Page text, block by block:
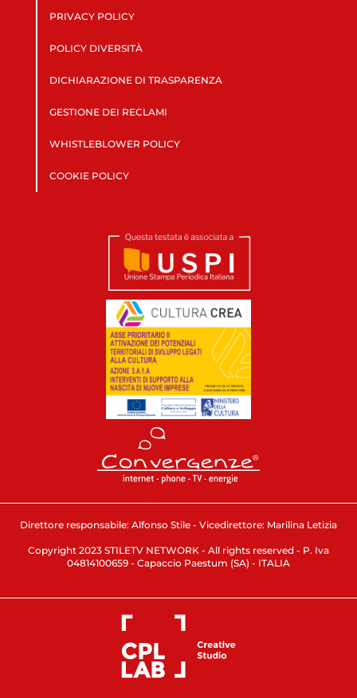
PRIVACY POLICY
POLICY DIVERSITÀ
DICHIARAZIONE DI TRASPARENZA
GESTIONE DEI RECLAMI
WHISTLEBLOWER POLICY
COOKIE POLICY
Direttore responsabile: Alfonso Stile - Vicedirettore: Marilina Letizia
Copyright 2023 STILETV NETWORK - All rights reserved - P. Iva
04814100659 - Capaccio Paestum (SA) - ITALIA